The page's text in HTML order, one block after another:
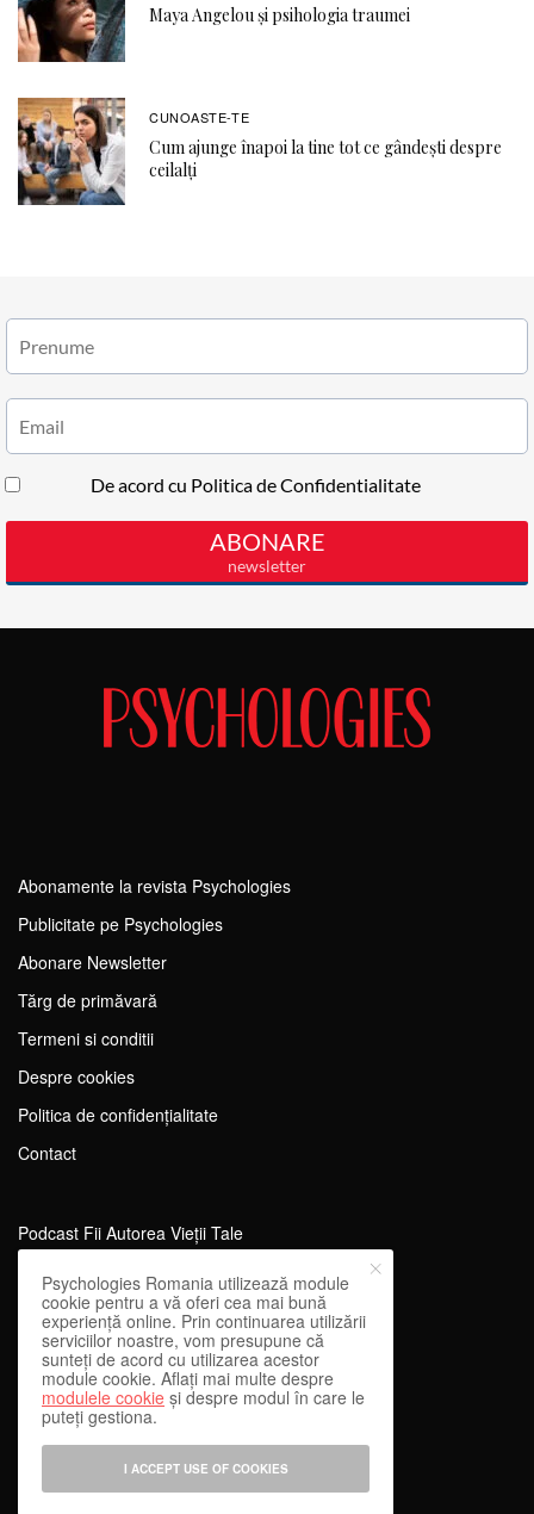
Maya Angelou și psihologia traumei
CUNOASTE-TE
Cum ajunge înapoi la tine tot ce gândești despre
ceilalți
Abonamente la revista Psychologies
Publicitate pe Psychologies
Abonare Newsletter
Tărg de primăvară
Termeni si conditii
Despre cookies
Politica de confidențialitate
Contact
Podcast Fii Autorea Vieții Tale
Evenimente Fii Autoarea Vieții Tale!
SportEdu
Antrenament Mental pentru Sportivi
Learning Network
WEnough
Reward & Engage
Psychologies Romania utilizează module
cookie pentru a vă oferi cea mai bună
experiență online. Prin continuarea utilizării
serviciilor noastre, vom presupune că
sunteți de acord cu utilizarea acestor
module cookie. Aflați mai multe despre
modulele cookie și despre modul în care le
puteți gestiona.
I ACCEPT USE OF COOKIES